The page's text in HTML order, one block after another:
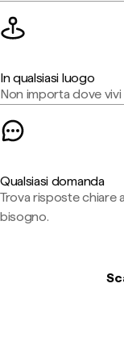
In qualsiasi luogo
Non importa dove vivi
Qualsiasi domanda
Trova risposte chiare
bisogno.